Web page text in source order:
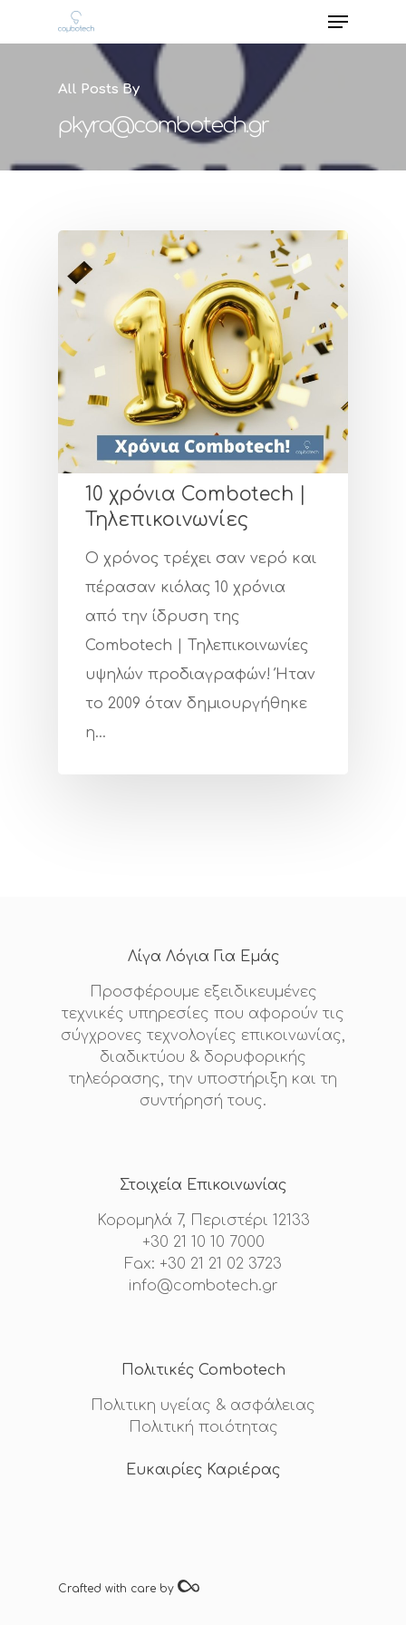
Hit enter to search or ESC to close
All Posts By
pkyra@combotech.gr
10 χρόνια Combotech |
Τηλεπικοινωνίες
Ο χρόνος τρέχει σαν νερό και
πέρασαν κιόλας 10 χρόνια
από την ίδρυση της
Combotech | Τηλεπικοινωνίες
υψηλών προδιαγραφών! Ήταν
το 2009 όταν δημιουργήθηκε
η…
Λίγα Λόγια Για Εμάς
Προσφέρουμε εξειδικευμένες
τεχνικές υπηρεσίες που αφορούν τις
σύγχρονες τεχνολογίες επικοινωνίας,
διαδικτύου & δορυφορικής
τηλεόρασης, την υποστήριξη και τη
συντήρησή τους.
Στοιχεία Επικοινωνίας
Κορομηλά 7, Περιστέρι 12133
+30 21 10 10 7000
Fax: +30 21 21 02 3723
info@combotech.gr
Πολιτικές Combotech
Πολιτικη υγείας & ασφάλειας
Πολιτική ποιότητας
Ευκαιρίες Καριέρας
Crafted with care by
Εταιρεία
Υπηρεσίες
Fiber To The X
Λύσεις Τεχνολογίας
Οικιακοί Πελάτες